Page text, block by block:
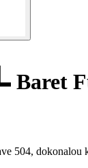
Baret
504, dokonalou